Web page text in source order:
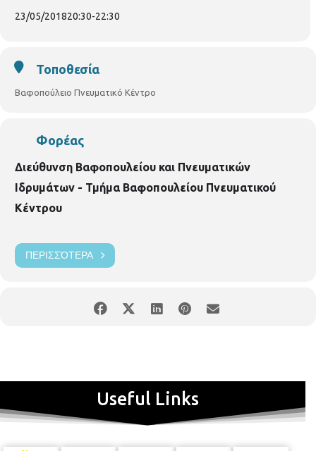
23/05/201820:30-22:30
Τοποθεσία
Βαφοπούλειο Πνευματικό Κέντρο
Φορέας
Διεύθυνση Βαφοπουλείου και Πνευματικών
Ιδρυμάτων - Τμήμα Βαφοπουλείου Πνευματικού
Κέντρου
ΠΕΡΙΣΣΌΤΕΡΑ
Useful Links